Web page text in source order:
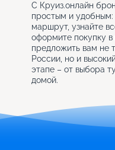
С Круиз.онлайн
простым и
маршрут, узнайте
оформите покупку в
предложить вам не
России, но и
этапе – от выбора
домой.